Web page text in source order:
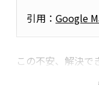
しかし、24/7ワーク
そういう時に「ダメ
引用： Google
この不安、解決で